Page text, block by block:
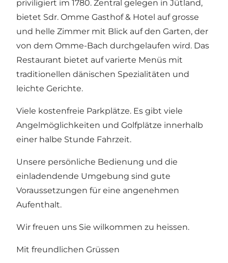
priviligiert im 1780. Zentral gelegen in Jütland,
bietet Sdr. Omme Gasthof & Hotel auf grosse
und helle Zimmer mit Blick auf den Garten, der
von dem Omme-Bach durchgelaufen wird. Das
Restaurant bietet auf varierte Menüs mit
traditionellen dänischen Spezialitäten und
leichte Gerichte.
Viele kostenfreie Parkplätze. Es gibt viele
Angelmöglichkeiten und Golfplätze innerhalb
einer halbe Stunde Fahrzeit.
Unsere persönliche Bedienung und die
einladendende Umgebung sind gute
Voraussetzungen für eine angenehmen
Aufenthalt.
Wir freuen uns Sie wilkommen zu heissen.
Mit freundlichen Grüssen